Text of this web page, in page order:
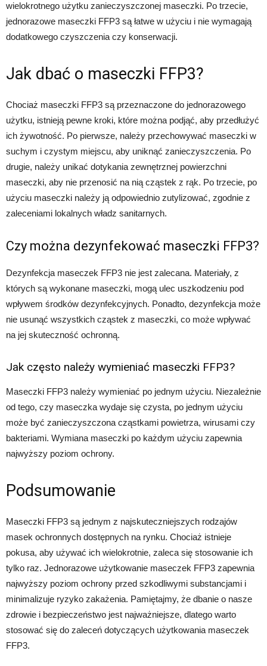
wielokrotnego użytku zanieczyszczonej maseczki. Po trzecie,
jednorazowe maseczki FFP3 są łatwe w użyciu i nie wymagają
dodatkowego czyszczenia czy konserwacji.
Jak dbać o maseczki FFP3?
Chociaż maseczki FFP3 są przeznaczone do jednorazowego
użytku, istnieją pewne kroki, które można podjąć, aby przedłużyć
ich żywotność. Po pierwsze, należy przechowywać maseczki w
suchym i czystym miejscu, aby uniknąć zanieczyszczenia. Po
drugie, należy unikać dotykania zewnętrznej powierzchni
maseczki, aby nie przenosić na nią cząstek z rąk. Po trzecie, po
użyciu maseczki należy ją odpowiednio zutylizować, zgodnie z
zaleceniami lokalnych władz sanitarnych.
Czy można dezynfekować maseczki FFP3?
Dezynfekcja maseczek FFP3 nie jest zalecana. Materiały, z
których są wykonane maseczki, mogą ulec uszkodzeniu pod
wpływem środków dezynfekcyjnych. Ponadto, dezynfekcja może
nie usunąć wszystkich cząstek z maseczki, co może wpływać
na jej skuteczność ochronną.
Jak często należy wymieniać maseczki FFP3?
Maseczki FFP3 należy wymieniać po jednym użyciu. Niezależnie
od tego, czy maseczka wydaje się czysta, po jednym użyciu
może być zanieczyszczona cząstkami powietrza, wirusami czy
bakteriami. Wymiana maseczki po każdym użyciu zapewnia
najwyższy poziom ochrony.
Podsumowanie
Maseczki FFP3 są jednym z najskuteczniejszych rodzajów
masek ochronnych dostępnych na rynku. Chociaż istnieje
pokusa, aby używać ich wielokrotnie, zaleca się stosowanie ich
tylko raz. Jednorazowe użytkowanie maseczek FFP3 zapewnia
najwyższy poziom ochrony przed szkodliwymi substancjami i
minimalizuje ryzyko zakażenia. Pamiętajmy, że dbanie o nasze
zdrowie i bezpieczeństwo jest najważniejsze, dlatego warto
stosować się do zaleceń dotyczących użytkowania maseczek
FFP3.